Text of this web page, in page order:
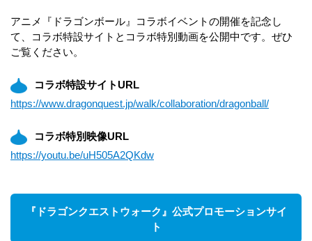
アニメ『ドラゴンボール』コラボイベントの開催を記念し
て、コラボ特設サイトとコラボ特別動画を公開中です。ぜひ
ご覧ください。
コラボ特設サイトURL
https://www.dragonquest.jp/walk/collaboration/dragonball/
コラボ特別映像URL
https://youtu.be/uH505A2QKdw
『ドラゴンクエストウォーク』公式プロモーションサイ
ト